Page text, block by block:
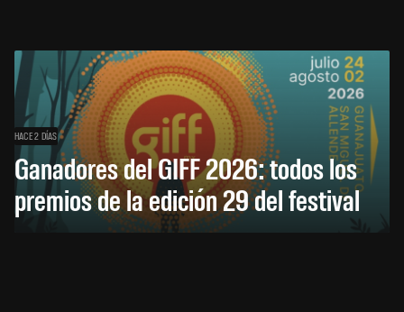
HACE 2 DÍAS
Ganadores del GIFF 2026: todos los
premios de la edición 29 del festival